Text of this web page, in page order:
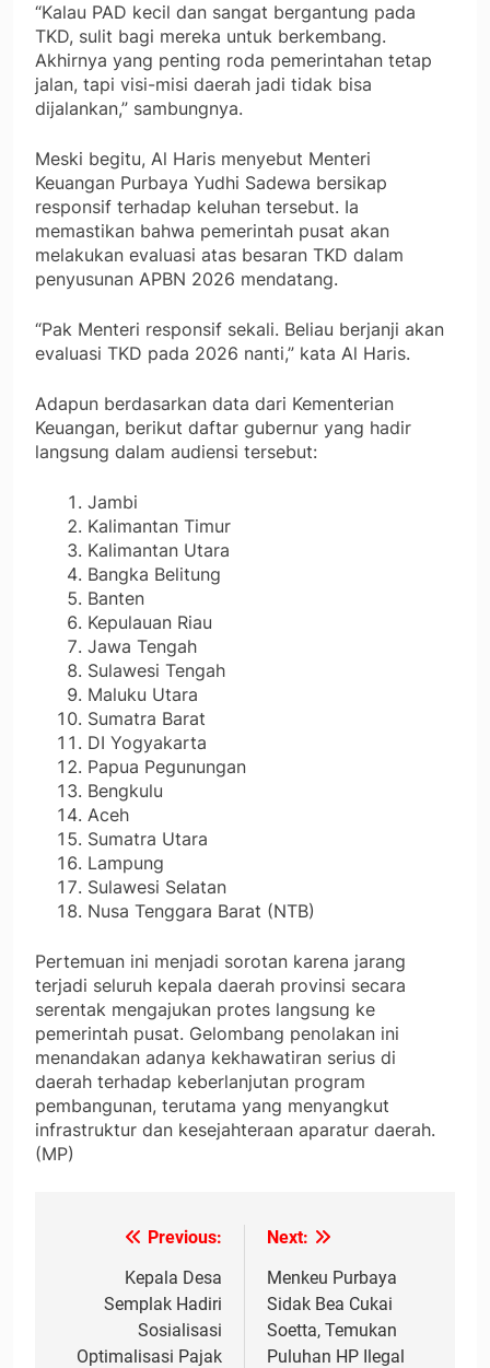
“Kalau PAD kecil dan sangat bergantung pada
TKD, sulit bagi mereka untuk berkembang.
Akhirnya yang penting roda pemerintahan tetap
jalan, tapi visi-misi daerah jadi tidak bisa
dijalankan,” sambungnya.
Meski begitu, Al Haris menyebut Menteri
Keuangan Purbaya Yudhi Sadewa bersikap
responsif terhadap keluhan tersebut. Ia
memastikan bahwa pemerintah pusat akan
melakukan evaluasi atas besaran TKD dalam
penyusunan APBN 2026 mendatang.
“Pak Menteri responsif sekali. Beliau berjanji akan
evaluasi TKD pada 2026 nanti,” kata Al Haris.
Adapun berdasarkan data dari Kementerian
Keuangan, berikut daftar gubernur yang hadir
langsung dalam audiensi tersebut:
Jambi
Kalimantan Timur
Kalimantan Utara
Bangka Belitung
Banten
Kepulauan Riau
Jawa Tengah
Sulawesi Tengah
Maluku Utara
Sumatra Barat
DI Yogyakarta
Papua Pegunungan
Bengkulu
Aceh
Sumatra Utara
Lampung
Sulawesi Selatan
Nusa Tenggara Barat (NTB)
Pertemuan ini menjadi sorotan karena jarang
terjadi seluruh kepala daerah provinsi secara
serentak mengajukan protes langsung ke
pemerintah pusat. Gelombang penolakan ini
menandakan adanya kekhawatiran serius di
daerah terhadap keberlanjutan program
pembangunan, terutama yang menyangkut
infrastruktur dan kesejahteraan aparatur daerah.
(MP)
NavigasiPrevious:
Kepala Desa
Semplak Hadiri
Sosialisasi
Optimalisasi Pajak
Next:
Menkeu Purbaya
Sidak Bea Cukai
Soetta, Temukan
Puluhan HP Ilegal